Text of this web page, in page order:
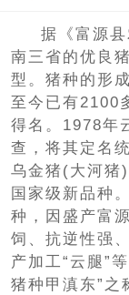
据《富源
南三省的优良
型。猪种的形
至今已有2100
得名。1978年
查，将其定名
乌金猪(大河猪
国家级新品种
种，因盛产富
饲、抗逆性强
产加工“云腿”
猪种甲滇东”之